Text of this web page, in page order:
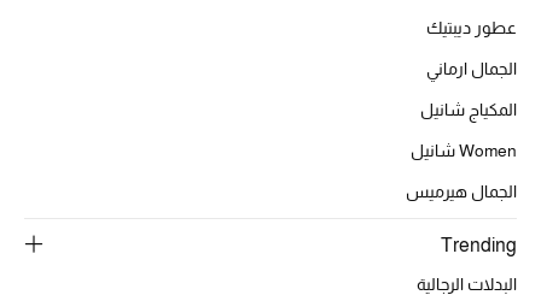
ما وصلنا حديثاً
ركن أناقة المنتجعات
حصريًا عبر الإنترنت
عطور ديبتيك
الجمال ارماني
المكياج شانيل
Women شانيل
الجمال هيرميس
Trending
البدلات الرجالية